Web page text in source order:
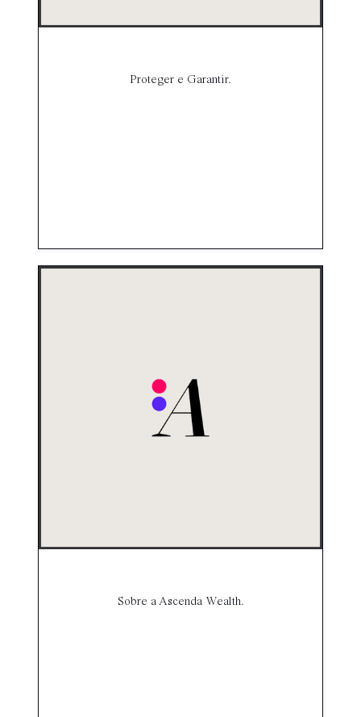
Proteger e Garantir.
Sobre a Ascenda Wealth.